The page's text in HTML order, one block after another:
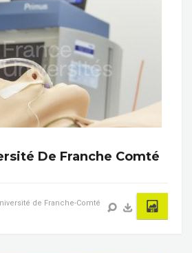
De Franche Comté
de Franche-Comté